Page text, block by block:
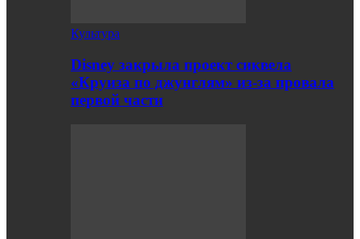
Культура
Disney закрыла проект сиквела
«Круиза по джунглям» из-за провала
первой части